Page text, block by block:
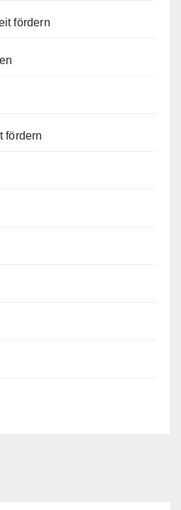
fördern
fördern